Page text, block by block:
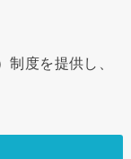
度を提供し、